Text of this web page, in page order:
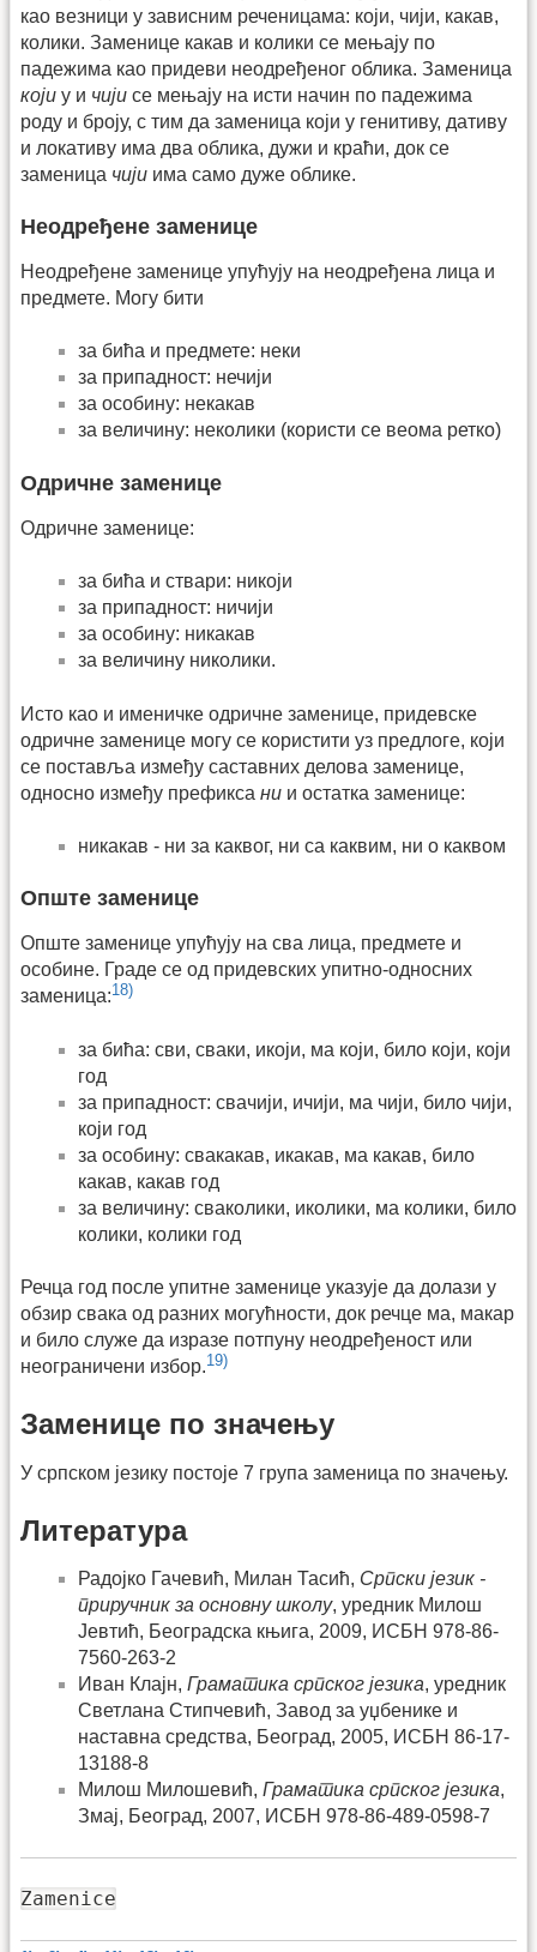
као везници у зависним реченицама: који, чији, какав,
колики. Заменице какав и колики се мењају по
падежима као придеви неодређеног облика. Заменица
који у и чији се мењају на исти начин по падежима
роду и броју, с тим да заменица који у генитиву, дативу
и локативу има два облика, дужи и краћи, док се
заменица чији има само дуже облике.
Неодређене заменице
Неодређене заменице упућују на неодређена лица и
предмете. Могу бити
за бића и предмете: неки
за припадност: нечији
за особину: некакав
за величину: неколики (користи се веома ретко)
Одричне заменице
Одричне заменице:
за бића и ствари: никоји
за припадност: ничији
за особину: никакав
за величину николики.
Исто као и именичке одричне заменице, придевске
одричне заменице могу се користити уз предлоге, који
се поставља између саставних делова заменице,
односно између префикса ни и остатка заменице:
никакав - ни за каквог, ни са каквим, ни о каквом
Опште заменице
Опште заменице упућују на сва лица, предмете и
особине. Граде се од придевских упитно-односних
заменица:18)
за бића: сви, сваки, икоји, ма који, било који, који
год
за припадност: свачији, ичији, ма чији, било чији,
који год
за особину: свакакав, икакав, ма какав, било
какав, какав год
за величину: сваколики, иколики, ма колики, било
колики, колики год
Речца год после упитне заменице указује да долази у
обзир свака од разних могућности, док речце ма, макар
и било служе да изразе потпуну неодређеност или
неограничени избор.19)
Заменице по значењу
У српском језику постоје 7 група заменица по значењу.
Литература
Радојко Гачевић, Милан Тасић, Српски језик -
приручник за основну школу, уредник Милош
Јевтић, Београдска књига, 2009, ИСБН 978-86-
7560-263-2
Иван Клајн, Граматика српског језика, уредник
Светлана Стипчевић, Завод за уџбенике и
наставна средства, Београд, 2005, ИСБН 86-17-
13188-8
Милош Милошевић, Граматика српског језика,
Змај, Београд, 2007, ИСБН 978-86-489-0598-7
Zamenice